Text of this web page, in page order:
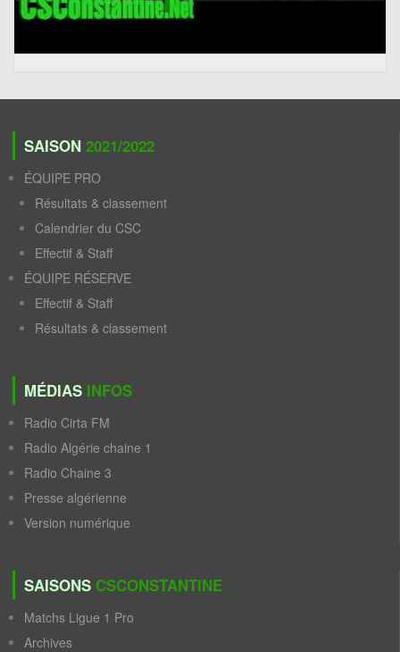
SAISON 2021/2022
ÉQUIPE PRO
Résultats & classement
Calendrier du CSC
Effectif & Staff
ÉQUIPE RÉSERVE
Effectif & Staff
Résultats & classement
MÉDIAS INFOS
Radio Cirta FM
Radio Algérie chaine 1
Radio Chaine 3
Presse algérienne
Version numérique
SAISONS CSCONSTANTINE
Matchs Ligue 1 Pro
Archives